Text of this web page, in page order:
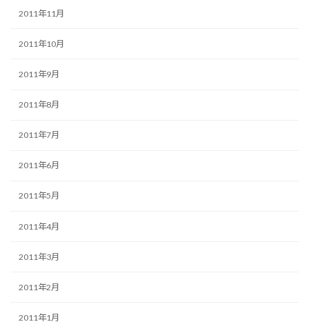
2011年11月
2011年10月
2011年9月
2011年8月
2011年7月
2011年6月
2011年5月
2011年4月
2011年3月
2011年2月
2011年1月